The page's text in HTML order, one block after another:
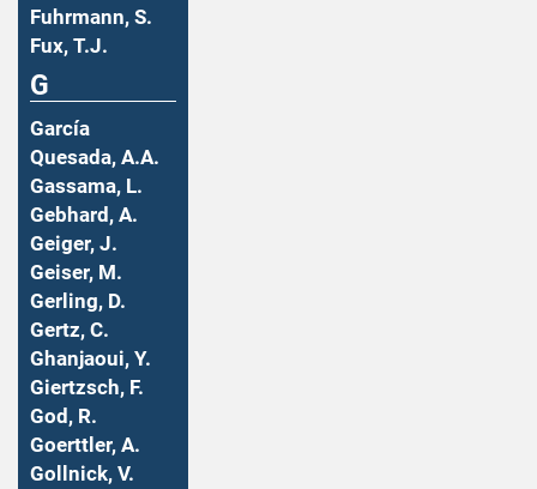
Fuhrmann, S.
Fux, T.J.
G
García
Quesada, A.A.
Gassama, L.
Gebhard, A.
Geiger, J.
Geiser, M.
Gerling, D.
Gertz, C.
Ghanjaoui, Y.
Giertzsch, F.
God, R.
Goerttler, A.
Gollnick, V.